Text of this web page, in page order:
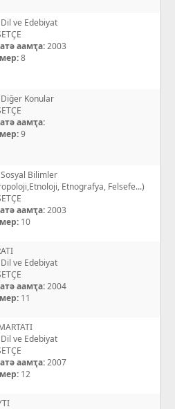
Dil ve Edebiyat
аамҭа:2003
8
Diğer Konular
аамҭа:
9
Sosyal Bilimler
Etnografya, Felsefe...)
аамҭа:2003
10
Dil ve Edebiyat
аамҭа:2004
11
Dil ve Edebiyat
аамҭа:2007
12